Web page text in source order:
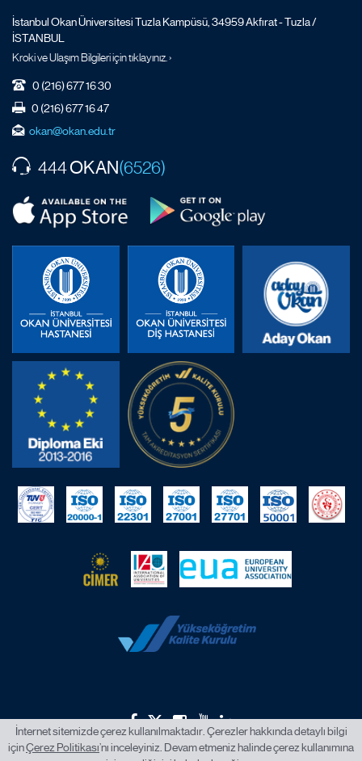
İstanbul Okan Üniversitesi Tuzla Kampüsü, 34959 Akfırat - Tuzla /
İSTANBUL
Kroki ve Ulaşım Bilgileri için tıklayınız. ›
0 (216) 677 16 30
0 (216) 677 16 47
okan@okan.edu.tr
444OKAN(6526)
2026 © İstanbul Okan Üniversitesi.
İnternet sitemizde çerez kullanılmaktadır. Çerezler hakkında detaylı bilgi
içinÇerez Politikası’nı inceleyiniz. Devam etmeniz halinde çerez kullanımına